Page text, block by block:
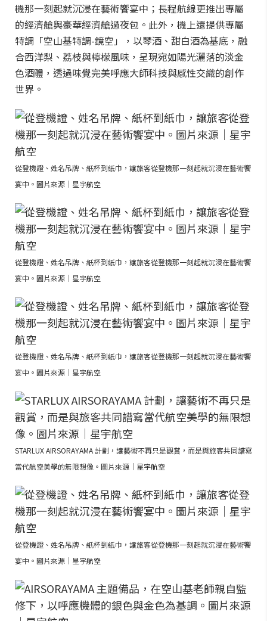
機那一刻起就沉浸在藝術饗宴中；長程航線更推出專屬
的經濟艙與豪華經濟艙過夜包。此外，機上還提供專屬
特調「空山基特調-鏡空」，以琴酒、甜白酒為基底，融
合西洋梨、荔枝與檸檬風味，呈現宛如陽光灑落的淡金
色酒體，透過味覺完美呼應大師科技與感性交織的創作
世界。
從登機證、姓名吊牌、紙杯到紙巾，讓旅客從登機那一刻起就沉浸在藝術饗
宴中。圖片來源｜星宇航空
從登機證、姓名吊牌、紙杯到紙巾，讓旅客從登機那一刻起就沉浸在藝術饗
宴中。圖片來源｜星宇航空
從登機證、姓名吊牌、紙杯到紙巾，讓旅客從登機那一刻起就沉浸在藝術饗
宴中。圖片來源｜星宇航空
STARLUX AIRSORAYAMA 計劃，讓藝術不再只是觀賞，而是與旅客共同譜寫
當代航空美學的無限想像。圖片來源｜星宇航空
從登機證、姓名吊牌、紙杯到紙巾，讓旅客從登機那一刻起就沉浸在藝術饗
宴中。圖片來源｜星宇航空